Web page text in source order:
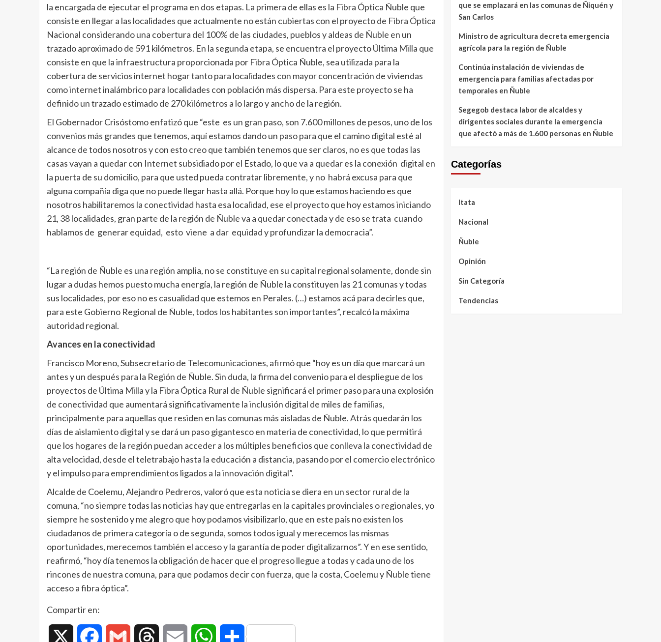
la encargada de ejecutar el programa en dos etapas. La primera de ellas es la Fibra Óptica Ñuble que
consiste en llegar a las localidades que actualmente no están cubiertas con el proyecto de Fibra Óptica
Nacional considerando una cobertura del 100% de las ciudades, pueblos y aldeas de Ñuble en un
trazado aproximado de 591 kilómetros. En la segunda etapa, se encuentra el proyecto Última Milla que
consiste en que la infraestructura proporcionada por Fibra Óptica Ñuble, sea utilizada para la
cobertura de servicios internet hogar tanto para localidades con mayor concentración de viviendas
como internet inalámbrico para localidades con población más dispersa. Para este proyecto se ha
definido un trazado estimado de 270 kilómetros a lo largo y ancho de la región.
El Gobernador Crisóstomo enfatizó que “este es un gran paso, son 7.600 millones de pesos, uno de los
convenios más grandes que tenemos, aquí estamos dando un paso para que el camino digital esté al
alcance de todos nosotros y con esto creo que también tenemos que ser claros, no es que todas las
casas vayan a quedar con Internet subsidiado por el Estado, lo que va a quedar es la conexión digital en
la puerta de su domicilio, para que usted pueda contratar libremente, y no habrá excusa para que
alguna compañía diga que no puede llegar hasta allá. Porque hoy lo que estamos haciendo es que
nosotros habilitaremos la conectividad hasta esa localidad, ese el proyecto que hoy estamos iniciando
21, 38 localidades, gran parte de la región de Ñuble va a quedar conectada y de eso se trata cuando
hablamos de generar equidad, esto viene a dar equidad y profundizar la democracia”.
“La región de Ñuble es una región amplia, no se constituye en su capital regional solamente, donde sin
lugar a dudas hemos puesto mucha energía, la región de Ñuble la constituyen las 21 comunas y todas
sus localidades, por eso no es casualidad que estemos en Perales. (…) estamos acá para decirles que,
para este Gobierno Regional de Ñuble, todos los habitantes son importantes”, recalcó la máxima
autoridad regional.
Avances en la conectividad
Francisco Moreno, Subsecretario de Telecomunicaciones, afirmó que “hoy es un día que marcará un
antes y un después para la Región de Ñuble. Sin duda, la firma del convenio para el despliegue de los
proyectos de Última Milla y la Fibra Óptica Rural de Ñuble significará el primer paso para una explosión
de conectividad que aumentará significativamente la inclusión digital de miles de familias,
principalmente para aquellas que residen en las comunas más aisladas de Ñuble. Atrás quedarán los
días de aislamiento digital y se dará un paso gigantesco en materia de conectividad, lo que permitirá
que los hogares de la región puedan acceder a los múltiples beneficios que conlleva la conectividad de
alta velocidad, desde el teletrabajo hasta la educación a distancia, pasando por el comercio electrónico
y el impulso para emprendimientos ligados a la innovación digital”.
Alcalde de Coelemu, Alejandro Pedreros, valoró que esta noticia se diera en un sector rural de la
comuna, “no siempre todas las noticias hay que entregarlas en la capitales provinciales o regionales, yo
siempre he sostenido y me alegro que hoy podamos visibilizarlo, que en este país no existen los
ciudadanos de primera categoría o de segunda, somos todos igual y merecemos las mismas
oportunidades, merecemos también el acceso y la garantía de poder digitalizarnos”. Y en ese sentido,
reafirmó, “hoy día tenemos la obligación de hacer que el progreso llegue a todas y cada uno de los
rincones de nuestra comuna, para que podamos decir con fuerza, que la costa, Coelemu y Ñuble tiene
acceso a fibra óptica”.
Compartir en:
Facebook Gmail Threads Email WhatsAppCompartir
que se emplazará en las comunas de Ñiquén y
San Carlos
Ministro de agricultura decreta emergencia
agrícola para la región de Ñuble
Continúa instalación de viviendas de
emergencia para familias afectadas por
temporales en Ñuble
Segegob destaca labor de alcaldes y
dirigentes sociales durante la emergencia
que afectó a más de 1.600 personas en Ñuble
Categorías
Itata
Nacional
Ñuble
Opinión
Sin Categoría
Tendencias